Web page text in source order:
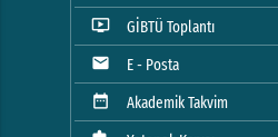
ondemand_video
GİBTÜ Toplantı
mail
E - Posta
date_range
Akademik Takvim